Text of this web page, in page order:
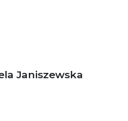
Janiszewska